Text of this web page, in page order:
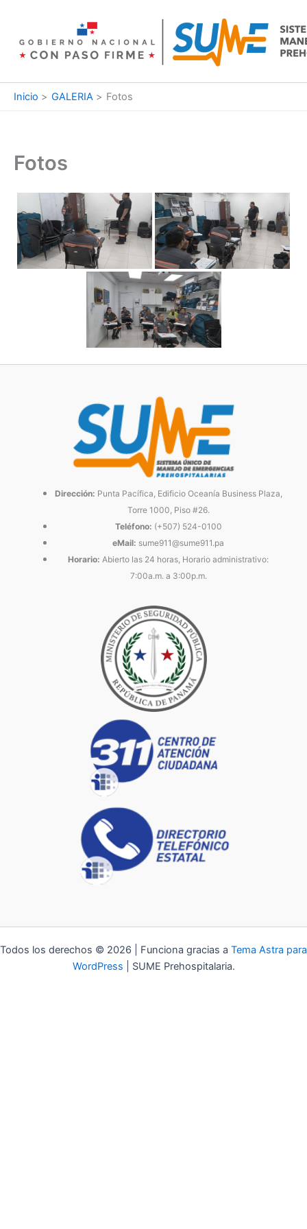
contenido
Inicio GALERIA Fotos
Fotos
Dirección: Punta Pacífica, Edificio Oceanía Business Plaza,
Torre 1000, Piso #26.
Teléfono: (+507) 524-0100
eMail: sume911@sume911.pa
Horario: Abierto las 24 horas, Horario administrativo:
7:00a.m. a 3:00p.m.
Todos los derechos © 2026 | Funciona gracias a Tema Astra para
WordPress | SUME Prehospitalaria.